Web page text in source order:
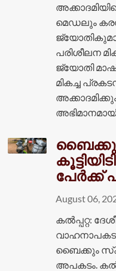
മെഡലും
പരിശീലന
ജ്യോതി
മികച്ച
പേർക്ക്
August 06,
കൽപ്പറ്റ:
ബൈക്കും
അപകടം.